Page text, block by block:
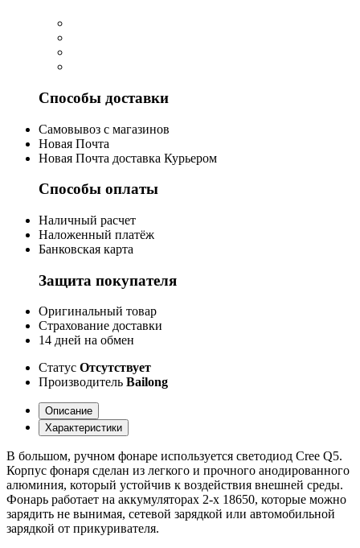
Способы доставки
Cамовывоз с магазинов
Новая Почта
Новая Почта доставка Курьером
Способы оплаты
Наличный расчет
Наложенный платёж
Банковская карта
Защита покупателя
Оригинальный товар
Страхование доставки
14 дней на обмен
Статус Отсутствует
Производитель Bailong
Описание
Характеристики
В большом, ручном фонаре используется светодиод Cree Q5.
Корпус фонаря сделан из легкого и прочного анодированного
алюминия, который устойчив к воздействия внешней среды.
Фонарь работает на аккумуляторах 2-х 18650, которые можно
зарядить не вынимая, сетевой зарядкой или автомобильной
зарядкой от прикуривателя.